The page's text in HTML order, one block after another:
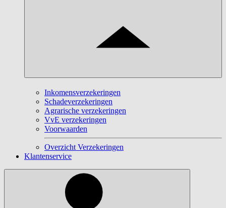
Inkomensverzekeringen
Schadeverzekeringen
Agrarische verzekeringen
VvE verzekeringen
Voorwaarden
Overzicht Verzekeringen
Klantenservice